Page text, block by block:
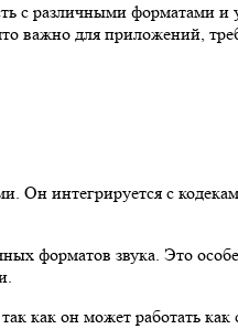
с различными форматами и
важно для приложений,
Он интегрируется с
форматов звука. Это
как он может работать как